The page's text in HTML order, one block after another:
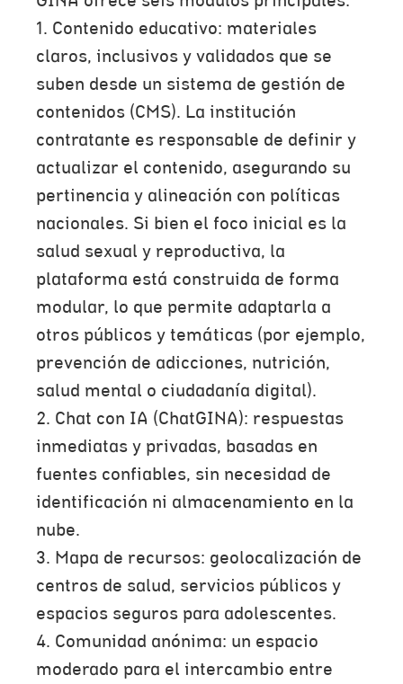
1. Contenido educativo: materiales
claros, inclusivos y validados que se
suben desde un sistema de gestión de
contenidos (CMS). La institución
contratante es responsable de definir y
actualizar el contenido, asegurando su
pertinencia y alineación con políticas
nacionales. Si bien el foco inicial es la
salud sexual y reproductiva, la
plataforma está construida de forma
modular, lo que permite adaptarla a
otros públicos y temáticas (por ejemplo,
prevención de adicciones, nutrición,
salud mental o ciudadanía digital).
2. Chat con IA (ChatGINA): respuestas
inmediatas y privadas, basadas en
fuentes confiables, sin necesidad de
identificación ni almacenamiento en la
nube.
3. Mapa de recursos: geolocalización de
centros de salud, servicios públicos y
espacios seguros para adolescentes.
4. Comunidad anónima: un espacio
moderado para el intercambio entre